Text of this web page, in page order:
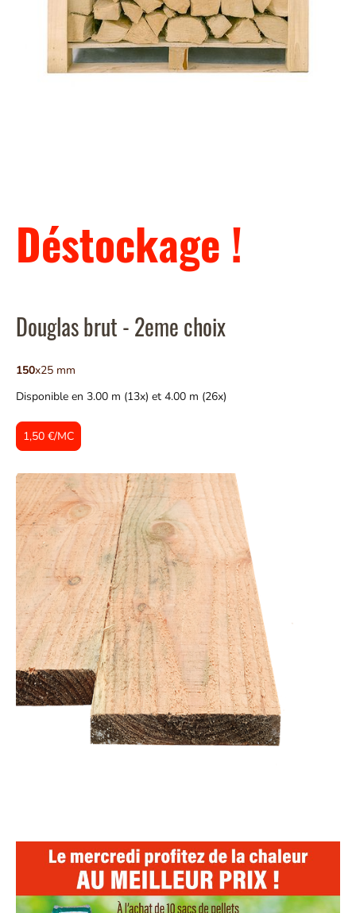
Déstockage !
Douglas brut - 2eme choix
150x25 mm
Disponible en 3.00 m (13x) et 4.00 m (26x)
1,50 €/MC